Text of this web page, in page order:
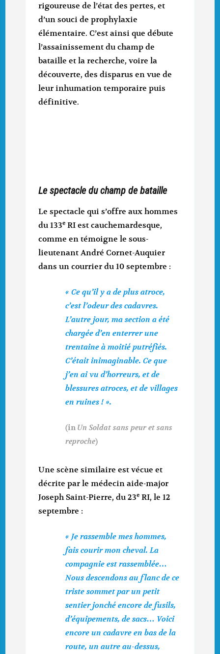
rigoureuse de l’état des pertes, et
d’un souci de prophylaxie
élémentaire. C’est ainsi que débute
l’assainissement du champ de
bataille et la recherche, voire la
découverte, des disparus en vue de
leur inhumation temporaire puis
définitive.
Le spectacle du champ de bataille
Le spectacle qui s’offre aux hommes
du 133e RI est cauchemardesque,
comme en témoigne le sous-
lieutenant André Cornet-Auquier
dans un courrier du 10 septembre :
« Ce qu’il y a de plus atroce,
c’est l’odeur des cadavres.
L’autre jour, ma section a été
chargée d’en enterrer une
trentaine à moitié putréfiés.
C’était inimaginable. Ce que
j’en ai vu d’horreurs, et de
blessures atroces, et de villages
en ruines ! ».
(in Un Soldat sans peur et sans
reproche)
Une scène similaire est vécue et
décrite par le médecin aide-major
Joseph Saint-Pierre, du 23e RI, le 12
septembre :
« Je rassemble mes hommes,
fais courir mon cheval. La
compagnie est rassemblée…
Nous descendons au flanc de ce
triste sommet par un petit
sentier jonché encore de fusils,
d’équipements, de sacs… Voici
encore un cadavre en bas de la
route, un autre au-dessus,